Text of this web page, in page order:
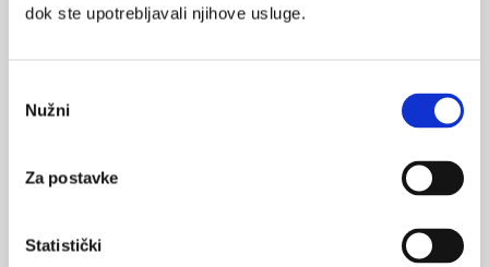
dok ste upotrebljavali njihove usluge.
pristanka
Nužni
Za postavke
Statistički
Prevencija kroničnih bolesti i stanja u djece –
Liječničkom vjesniku.